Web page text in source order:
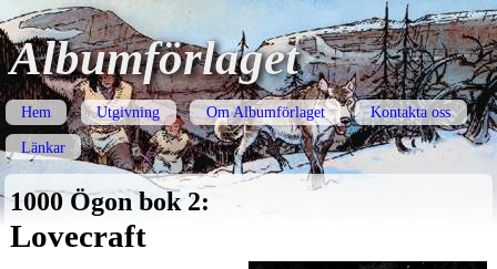
Albumförlaget
Hem Utgivning Om Albumförlaget
Kontakta oss
Länkar
1000 Ögon bok 2:
Lovecraft